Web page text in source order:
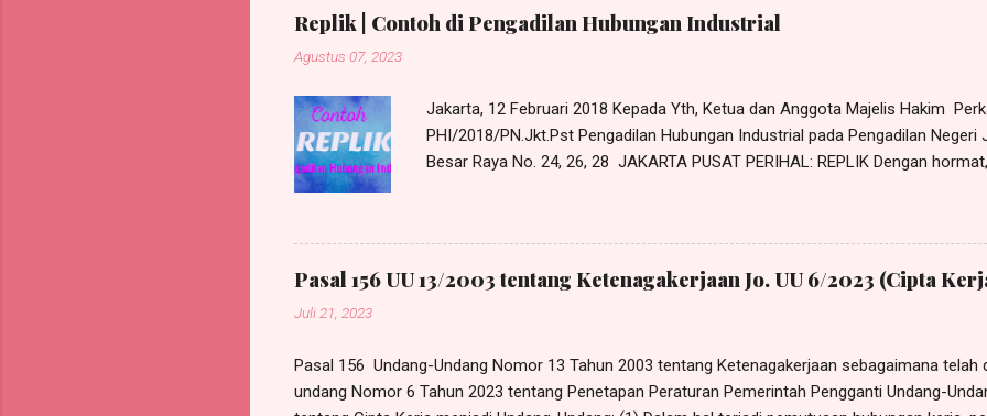
ijin untuk membawa anak pekerja ke rumah sakit operasi benjolan di lehernya. Lagi pula PHK
adalah tidak ...
Replik | Contoh di Pengadilan Hubungan Industrial
Agustus 07, 2023
Jakarta, 12 Februari 2018 Kepada Yth, Ketua dan Anggota Majelis Hakim
PHI/2018/PN.Jkt.Pst Pengadilan Hubungan Industrial pada Pengadilan Negeri
Besar Raya No. 24, 26, 28 JAKARTA PUSAT PERIHAL: REPLIK Dengan
580, e-Mail: harrismanalu3@gmail.com, berdasarkan Surat Kuasa Khusus
bertindak untuk dan atas nama SULASTRI sebagai Penggugat dalam
PHI/2018/PN.Jkt.Pst, dengan ini mengajukan REPLIK, sebagai berikut: DALAM
Pasal 156 UU 13/2003 tentang Ketenagakerjaan Jo. UU 6/2023 (Cipta
Juli 21, 2023
Pasal 156 Undang-Undang Nomor 13 Tahun 2003 tentang Ketenagakerjaan sebagaimana telah
undang Nomor 6 Tahun 2023 tentang Penetapan Peraturan Pemerintah Pengganti Undang-